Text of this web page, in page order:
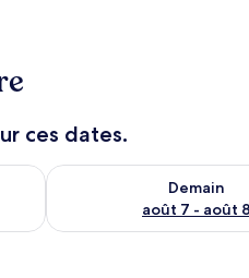
ces dates.
août 6 - août 7
Demain
août 7 - août 8
Vérifier la disponibilité